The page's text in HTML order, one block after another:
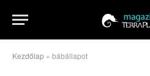
Kezdőlap » bábállapot